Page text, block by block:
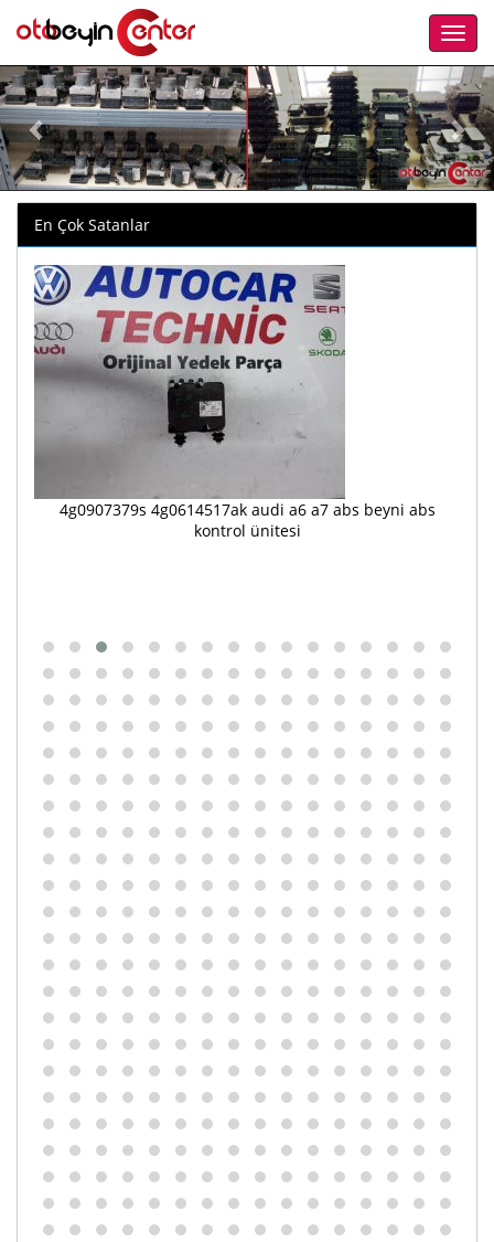
En Çok Satanlar
4g0907379s 4g0614517ak audi a6 a7 abs beyni abs
kontrol ünitesi